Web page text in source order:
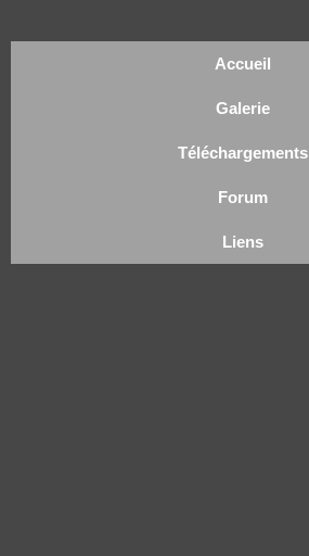
Accueil
Galerie
Téléchargements
Forum
Liens